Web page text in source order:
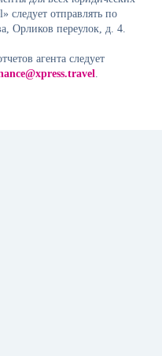
следует отправлять по
Орликов переулок, д. 4.
агента следует
.